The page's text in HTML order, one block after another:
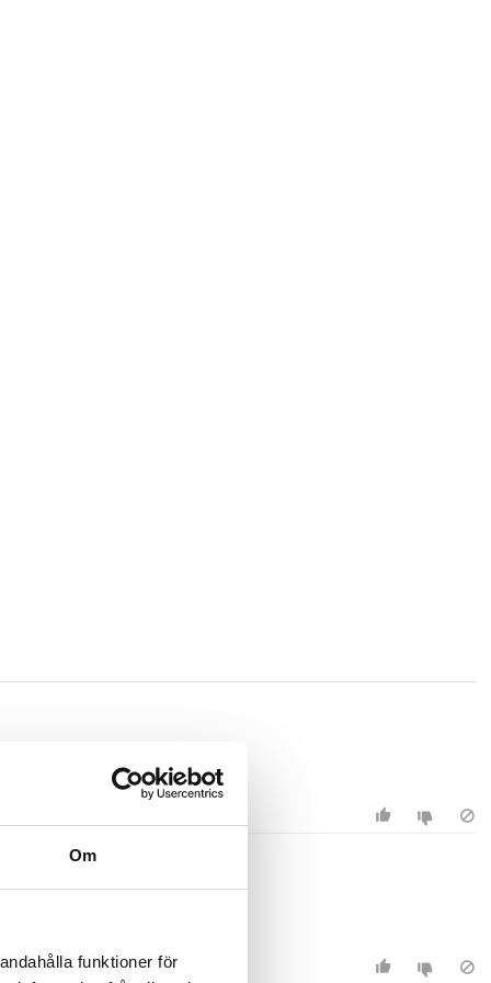
Om
funktioner för